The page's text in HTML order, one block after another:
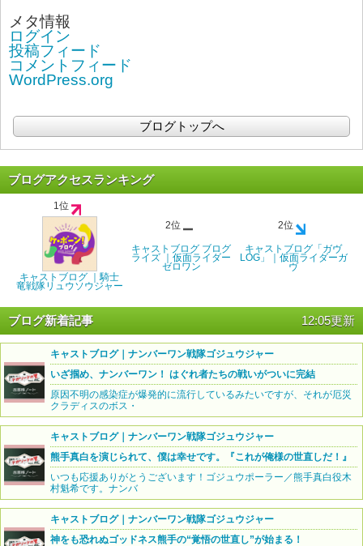
メタ情報
ログイン
投稿フィード
コメントフィード
WordPress.org
ブログトップへ
ブログアクセスランキング
1位
キャストブログ ｜騎士
竜戦隊リュウソウジャー
2位
キャストブログ ブログ
ライズ ｜仮面ライダー
ゼロワン
2位
キャストブログ「ガヴ
LOG」｜仮面ライダーガ
ヴ
ブログ新着記事 12:05更新
キャストブログ｜ナンバーワン戦隊ゴジュウジャー
いざ掴め、ナンバーワン！ はぐれ者たちの戦いがついに完結
原因不明の感染症が爆発的に流行しているみたいですが、それが厄災
クラディスのボス・
キャストブログ｜ナンバーワン戦隊ゴジュウジャー
熊手真白を演じられて、僕は幸せです。『これが俺様の世直しだ！』
いつも応援ありがとうございます！ゴジュウポーラー／熊手真白役木
村魁希です。ナンバ
キャストブログ｜ナンバーワン戦隊ゴジュウジャー
神をも恐れぬゴッドネス熊手の“覚悟の世直し”が始まる！